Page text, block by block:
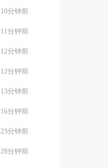
10分钟前
11分钟前
12分钟前
12分钟前
13分钟前
16分钟前
23分钟前
28分钟前